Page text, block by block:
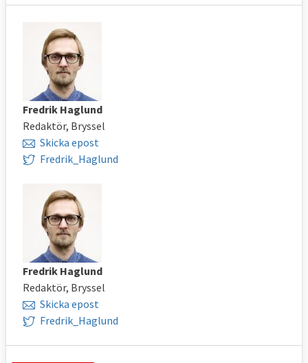
Fredrik Haglund
Redaktör, Bryssel
Skicka epost
Fredrik_Haglund
Fredrik Haglund
Redaktör, Bryssel
Skicka epost
Fredrik_Haglund